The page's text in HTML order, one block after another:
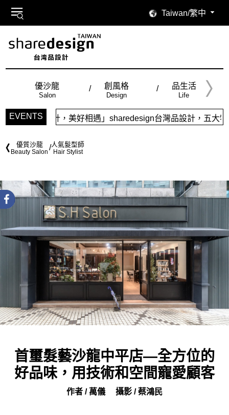
Taiwan/繁中
優沙龍
Salon
創風格
Design
品生活
Life
EVENTS
好相遇」sharedesign台灣品設計，五大特色主題，簡潔視
優質沙龍
Beauty Salon
人氣髮型師
Hair Stylist
首璽髮藝沙龍中平店—全方位的
好品味，用技術和空間寵愛顧客
作者 / 萬儀 攝影 / 蔡鴻民